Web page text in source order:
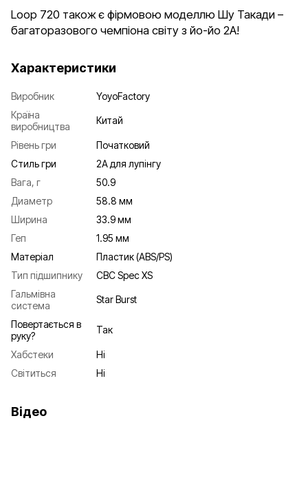
Loop 720 також є фірмовою моделлю Шу Такади –
багаторазового чемпіона світу з йо-йо 2А!
Характеристики
Виробник
YoyoFactory
Країна
виробництва
Китай
Рівень гри
Початковий
Стиль гри
2А для лупінгу
Вага, г
50.9
Диаметр
58.8 мм
Ширина
33.9 мм
Геп
1.95 мм
Матеріал
Пластик (ABS/PS)
Тип підшипнику
CBC Spec XS
Гальмівна
система
Star Burst
Повертається в
руку?
Так
Хабстеки
Ні
Світиться
Ні
Відео